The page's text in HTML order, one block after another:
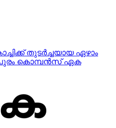
തുടര്‍ച്ചയായ ഏഴാം
കൊമ്പന്‍സ് ഏക